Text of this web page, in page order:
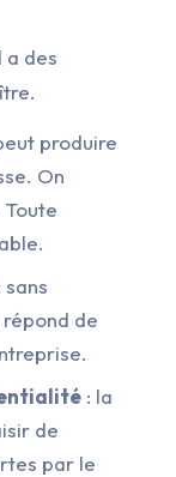
a des
produire
On
sans
de
: la
de
par le